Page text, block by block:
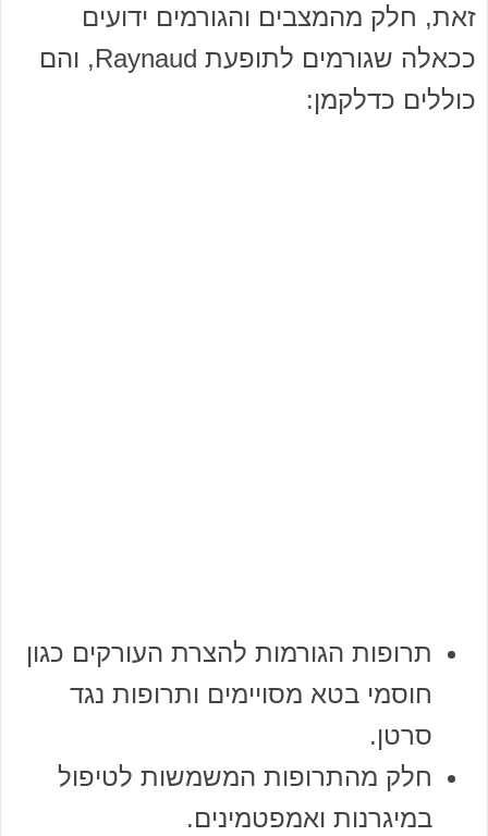
זאת, חלק מהמצבים והגורמים ידועים
ככאלה שגורמים לתופעת Raynaud, והם
כוללים כדלקמן:
תרופות הגורמות להצרת העורקים כגון
חוסמי בטא מסויימים ותרופות נגד
סרטן.
חלק מהתרופות המשמשות לטיפול
במיגרנות ואמפטמינים.